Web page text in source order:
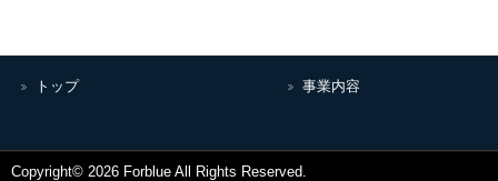
トップ 事業内容
Copyright© 2026 Forblue All Rights Reserved.